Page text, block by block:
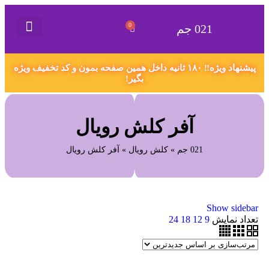
021 جم 0
پیشنهاد ویژه‼️ ۱۸۰ ثانیه داخل همین صفحه بمون و کد تخفیف ویژه
بگیر!
آفر کلش رویال
021 جم » کلش رویال » آفر کلش رویال
Show sidebar
تعداد نمایش 9
12
18
24